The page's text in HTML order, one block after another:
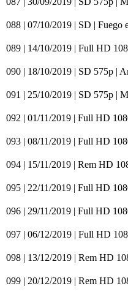
088 | 07/10/2019 | SD | Fuego
089 | 14/10/2019 | Full HD
090 | 18/10/2019 | SD 575p |
091 | 25/10/2019 | SD 575p |
092 | 01/11/2019 | Full HD
093 | 08/11/2019 | Full HD
094 | 15/11/2019 | Rem HD
095 | 22/11/2019 | Full HD
096 | 29/11/2019 | Full HD
097 | 06/12/2019 | Full HD
098 | 13/12/2019 | Rem HD
099 | 20/12/2019 | Rem HD